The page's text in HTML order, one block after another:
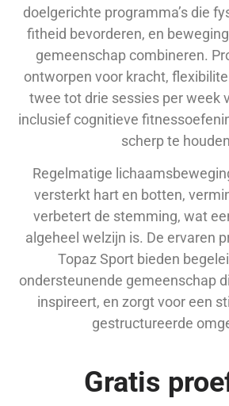
doelgerichte programma’s die
fitheid bevorderen, en
gemeenschap combineren.
ontworpen voor kracht,
twee tot drie sessies per week
inclusief cognitieve
scherp te
Regelmatige
versterkt hart en botten,
verbetert de stemming, wat
algeheel welzijn is. De ervaren
Topaz Sport bieden
ondersteunende gemeenschap
inspireert, en zorgt voor een
gestructureerde
Gratis